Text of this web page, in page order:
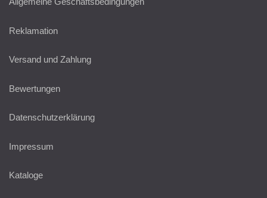
Reklamation
Versand und Zahlung
Bewertungen
Datenschutzerklärung
Impressum
Kataloge